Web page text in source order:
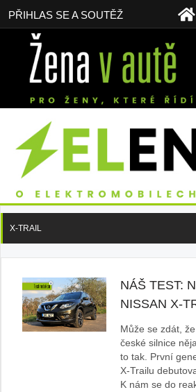
PŘIHLAS SE A SOUTĚŽ
X-TRAIL
NÁŠ TEST:
NISSAN X-
Může se zdát,
české silnice
to tak. První
X-Trailu
K nám se do